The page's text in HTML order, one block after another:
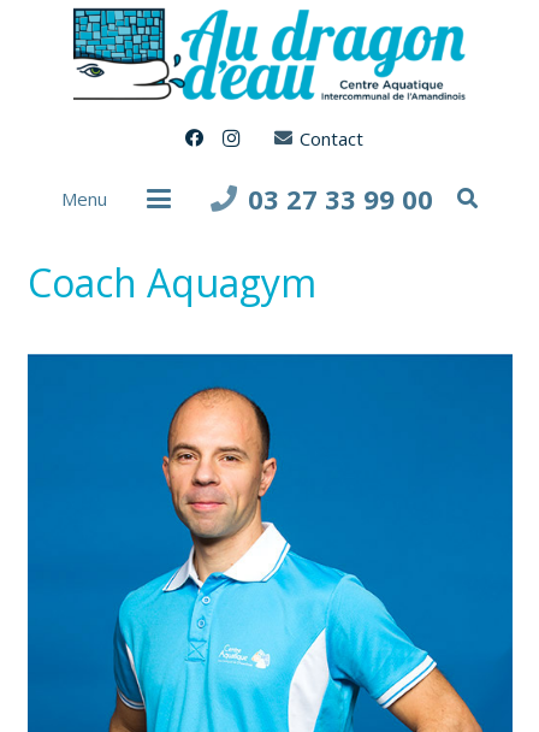
Contact
Menu 03 27 33 99 00
Coach Aquagym